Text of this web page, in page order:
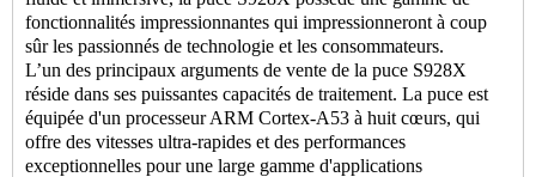
fonctionnalités impressionnantes qui impressionneront à coup
sûr les passionnés de technologie et les consommateurs.
L’un des principaux arguments de vente de la puce S928X
réside dans ses puissantes capacités de traitement. La puce est
équipée d'un processeur ARM Cortex-A53 à huit cœurs, qui
offre des vitesses ultra-rapides et des performances
exceptionnelles pour une large gamme d'applications